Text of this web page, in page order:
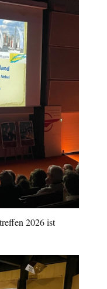
2026 ist